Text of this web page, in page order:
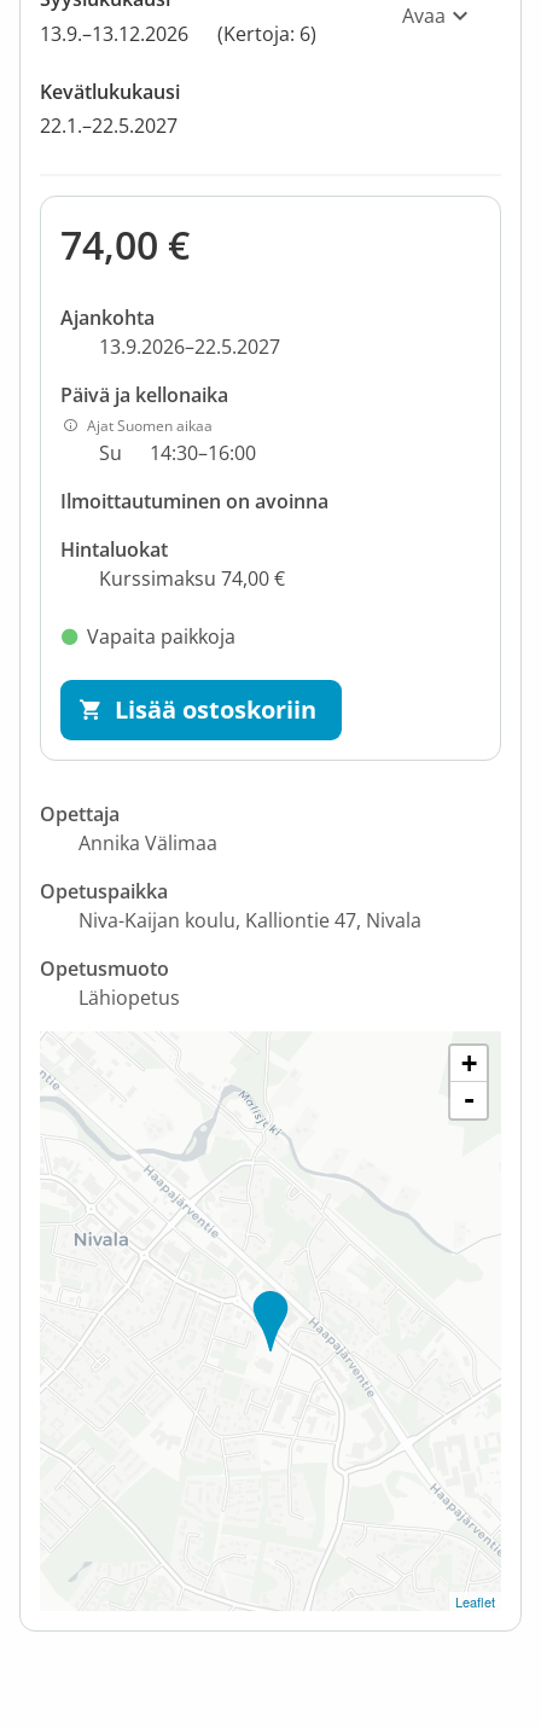
13.9.–13.12.2026
(Kertoja: 6)
Avaa
Kevätlukukausi
22.1.–22.5.2027
74,00 €
Ajankohta
13.9.2026–22.5.2027
Päivä ja kellonaika
Ajat Suomen aikaa
Su
14:30–16:00
Ilmoittautuminen on avoinna
Hintaluokat
Kurssimaksu 74,00 €
Vapaita paikkoja
Lisää ostoskoriin
Opettaja
Annika Välimaa
Opetuspaikka
Niva-Kaijan koulu Kalliontie 47 Nivala
Opetusmuoto
Lähiopetus
+
-
Leaflet